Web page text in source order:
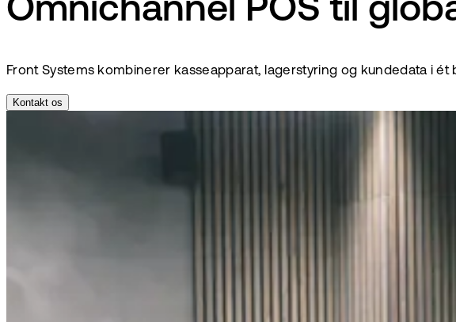
Omnichannel POS til
Front Systems kombinerer kasseapparat, lagerstyring og kundedata i
Kontakt os